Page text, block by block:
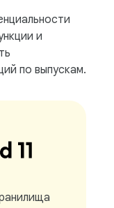
и
по выпускам.